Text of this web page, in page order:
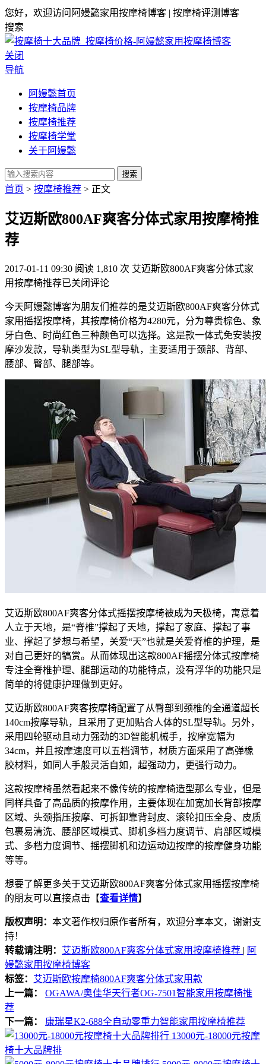
您好，欢迎访问阿嫚懿家用按摩椅博客 | 按摩椅评测博客
搜索
关闭
导航
阿嫚懿首页
按摩椅品牌
按摩椅推荐
按摩椅学堂
关于阿嫚懿
搜索
首页 > 按摩椅推荐 > 正文
艾迈斯欧800AF爽客分体式家用按摩椅推
荐
2017-01-11 09:30 阅读 1,810 次 艾迈斯欧800AF爽客分体式家
用按摩椅推荐已关闭评论
今天阿嫚懿博客为朋友们推荐的是艾迈斯欧800AF爽客分体式
家用摇摆按摩椅，其按摩椅价格为4280元，分为尊贵棕色、象
牙白色、时尚红色三种颜色可以选择。这是款一体式免安装按
摩沙发款，导轨类型为SL型导轨，主要适用于颈部、背部、
腰部、臀部、腿部等。
艾迈斯欧800AF爽客分体式摇摆按摩椅被成为天极椅，寓意着
人立于天地，是“脊椎”撑起了天地，撑起了家庭、撑起了事
业、撑起了梦想与希望，关爱“天”也就是关爱脊椎的护理，是
对自己更好的犒赏。从而体现出这款800AF摇摆分体式按摩椅
专注全脊椎护理、腿部运动的功能特点，没有浮华的功能只是
简单的将健康护理做到更好。
艾迈斯欧800AF爽客按摩椅配置了从臀部到颈椎的全通道超长
140cm按摩导轨，且采用了更加贴合人体的SL型导轨。另外，
采用四轮驱动且动力强劲的3D智能机械手，按摩宽幅为
34cm，并且按摩速度可以五档调节，材质方面采用了高弹橡
胶材料，如同人手般灵活自如，超强动力，更强行动力。
这款按摩椅虽然看起来不像传统的按摩椅造型那么专业，但是
同样具备了高品质的按摩作用，主要体现在加宽加长背部按摩
区域、头颈指压按摩、可拆卸靠背封皮、滚轮扣压全身、皮质
包裹易清洗、腰部区域模式、脚机多档力度调节、肩部区域模
式、多档力度调节、摇摆脚机和边运动边按摩的按摩健身功能
等等。
想要了解更多关于艾迈斯欧800AF爽客分体式家用摇摆按摩椅
的朋友可以直接点击【查看详情】
版权声明： 本文著作权归原作者所有，欢迎分享本文，谢谢支
持！
转载请注明： 艾迈斯欧800AF爽客分体式家用按摩椅推荐 | 阿
嫚懿家用按摩椅博客
标签： 艾迈斯欧按摩椅800AF爽客分体式家用款
上一篇：
OGAWA/奥佳华天行者OG-7501智能家用按摩椅推
荐
下一篇：
康瑞星K2-688全自动零重力智能家用按摩椅推荐
13000元-18000元按摩
椅十大品牌排